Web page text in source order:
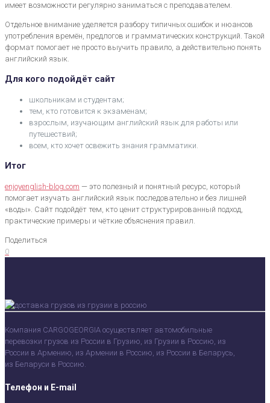
имеет возможности регулярно заниматься с преподавателем.
Отдельное внимание уделяется разбору типичных ошибок и нюансов
употребления времён, предлогов и грамматических конструкций. Такой
формат помогает не просто выучить правило, а действительно понять
английский язык.
Для кого подойдёт сайт
школьникам и студентам;
тем, кто готовится к экзаменам;
взрослым, изучающим английский язык для работы или
путешествий;
всем, кто хочет освежить знания грамматики.
Итог
enjoyenglish-blog.com — это полезный и понятный ресурс, который
помогает изучать английский язык последовательно и без лишней
«воды». Сайт подойдёт тем, кто ценит структурированный подход,
практические примеры и чёткие объяснения правил.
Поделиться
0
Компания CARGOGEORGIA осуществляет автомобильные
перевозки грузов из России в Грузию, из Грузии в Россию, из
России в Армению, из Армении в Россию, из России в Беларусь,
из Беларуси в Россию.
Телефон и E-mail